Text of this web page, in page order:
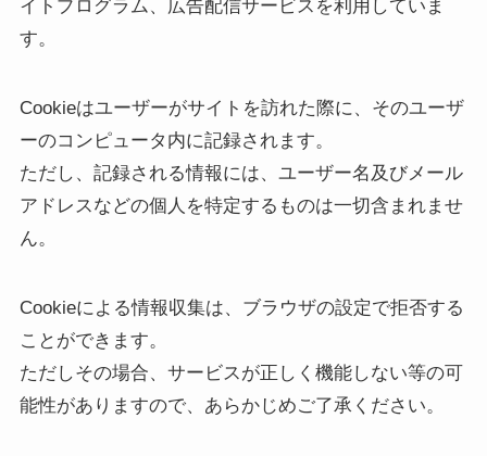
イトプログラム、広告配信サービスを利用していま
す。
Cookieはユーザーがサイトを訪れた際に、そのユーザ
ーのコンピュータ内に記録されます。
ただし、記録される情報には、ユーザー名及びメール
アドレスなどの個人を特定するものは一切含まれませ
ん。
Cookieによる情報収集は、ブラウザの設定で拒否する
ことができます。
ただしその場合、サービスが正しく機能しない等の可
能性がありますので、あらかじめご了承ください。